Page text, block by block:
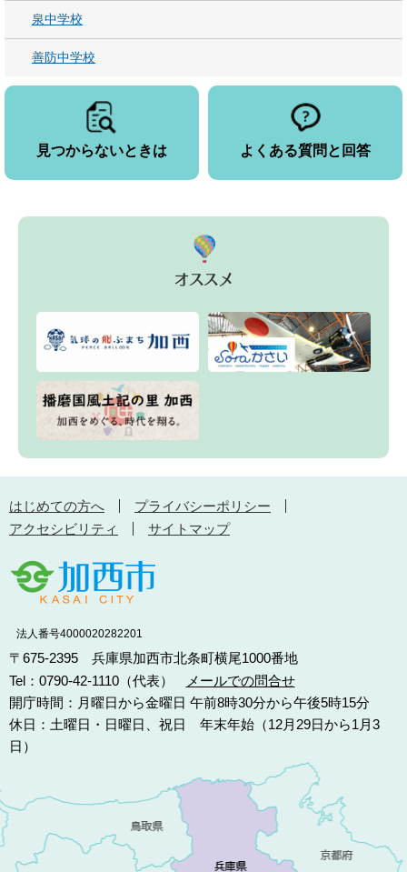
泉中学校
善防中学校
見つからないときは よくある質問と回答
はじめての方へ
プライバシーポリシー
アクセシビリティ
サイトマップ
法人番号4000020282201
〒675-2395 兵庫県加西市北条町横尾1000番地
Tel：0790-42-1110（代表）
メールでの問合せ
開庁時間：月曜日から金曜日 午前8時30分から午後5時15分
休日：土曜日・日曜日、祝日 年末年始（12月29日から1月3
日）